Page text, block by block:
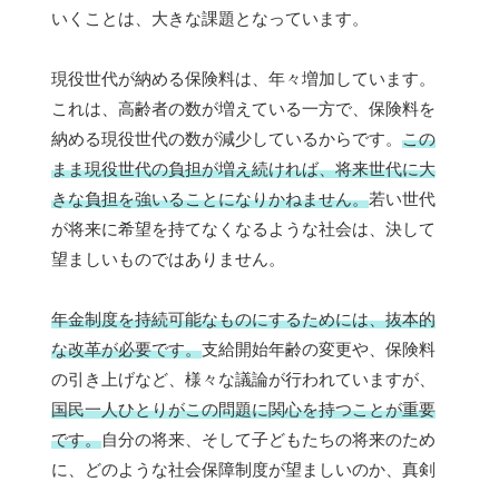
いくことは、大きな課題となっています。
現役世代が納める保険料は、年々増加しています。
これは、高齢者の数が増えている一方で、保険料を
納める現役世代の数が減少しているからです。 この
まま現役世代の負担が増え続ければ、将来世代に大
きな負担を強いることになりかねません。若い世代
が将来に希望を持てなくなるような社会は、決して
望ましいものではありません。
年金制度を持続可能なものにするためには、抜本的
な改革が必要です。支給開始年齢の変更や、保険料
の引き上げなど、様々な議論が行われていますが、
国民一人ひとりがこの問題に関心を持つことが重要
です。自分の将来、そして子どもたちの将来のため
に、どのような社会保障制度が望ましいのか、真剣